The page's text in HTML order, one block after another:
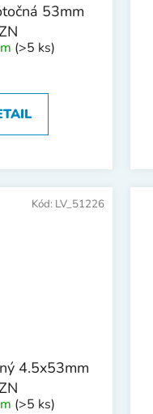
53mm
(>5 ks)
4.5x53mm
(>5 ks)
Kód: LV_51226